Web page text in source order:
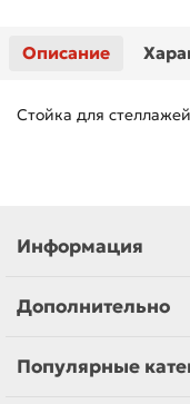
Описание
Стойка для
Информация
Дополнительно
Популярные